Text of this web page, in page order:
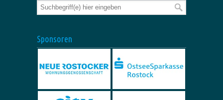
Sponsoren